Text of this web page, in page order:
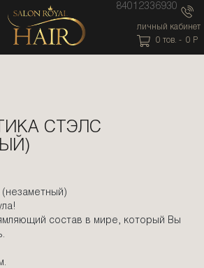
84012336930
личный кабинет
0 тов. - 0 P
СТЭЛС
(незаметный)
состав в мире, который Вы